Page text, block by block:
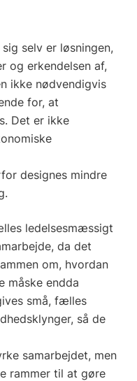
selv er løsningen,
og erkendelsen af,
ikke nødvendigvis
for, at
Det er ikke
designes mindre
ledelsesmæssigt
da det
om, hvordan
måske endda
små, fælles
så de
samarbejdet, men
rammer til at gøre